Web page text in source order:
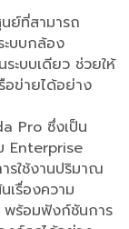
ย์ที่สามารถ
ะบบกล้อง
ะบบเดียว ช่วยให้
ข่ายได้อย่าง
Pro ซึ่งเป็น
Enterprise
รใช้งานปริมาณ
เรื่องความ
พร้อมฟังก์ชันการ